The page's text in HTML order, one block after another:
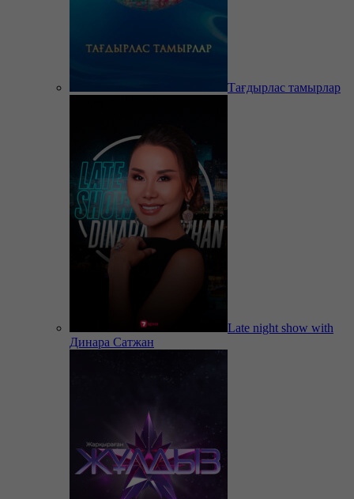
Тағдырлас тамырлар
Late night show with
Динара Сатжан